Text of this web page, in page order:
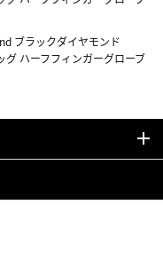
ブラックダイヤモンド
ハーフフィンガーグローブ